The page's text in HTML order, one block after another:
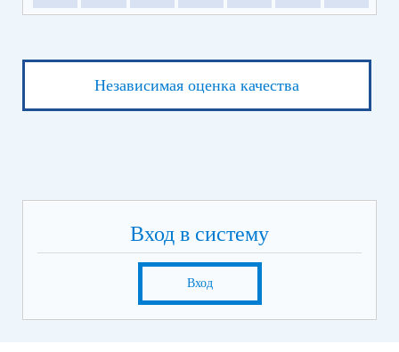
Независимая оценка качества
Вход в систему
Вход